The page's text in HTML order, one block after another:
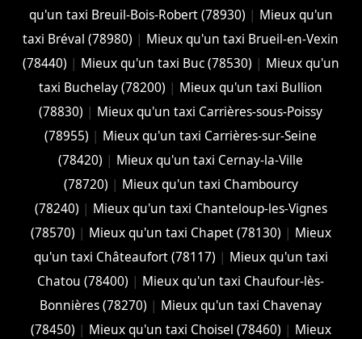
qu'un taxi Breuil-Bois-Robert (78930) | Mieux qu'un
taxi Bréval (78980) | Mieux qu'un taxi Brueil-en-Vexin
(78440) | Mieux qu'un taxi Buc (78530) | Mieux qu'un
taxi Buchelay (78200) | Mieux qu'un taxi Bullion
(78830) | Mieux qu'un taxi Carrières-sous-Poissy
(78955) | Mieux qu'un taxi Carrières-sur-Seine
(78420) | Mieux qu'un taxi Cernay-la-Ville
(78720) | Mieux qu'un taxi Chambourcy
(78240) | Mieux qu'un taxi Chanteloup-les-Vignes
(78570) | Mieux qu'un taxi Chapet (78130) | Mieux
qu'un taxi Châteaufort (78117) | Mieux qu'un taxi
Chatou (78400) | Mieux qu'un taxi Chaufour-lès-
Bonnières (78270) | Mieux qu'un taxi Chavenay
(78450) | Mieux qu'un taxi Choisel (78460) | Mieux